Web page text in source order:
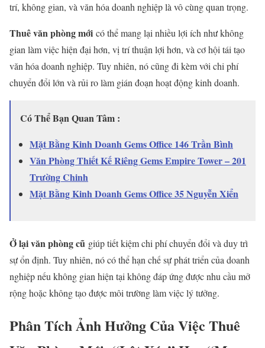
trí, không gian, và văn hóa doanh nghiệp là vô cùng quan trọng.
Thuê văn phòng mới có thể mang lại nhiều lợi ích như không
gian làm việc hiện đại hơn, vị trí thuận lợi hơn, và cơ hội tái tạo
văn hóa doanh nghiệp. Tuy nhiên, nó cũng đi kèm với chi phí
chuyển đổi lớn và rủi ro làm gián đoạn hoạt động kinh doanh.
Có Thể Bạn Quan Tâm :
Mặt Bằng Kinh Doanh Gems Office 146 Trần Bình
Văn Phòng Thiết Kế Riêng Gems Empire Tower – 201
Trường Chinh
Mặt Bằng Kinh Doanh Gems Office 35 Nguyễn Xiển
Ở lại văn phòng cũ giúp tiết kiệm chi phí chuyển đổi và duy trì
sự ổn định. Tuy nhiên, nó có thể hạn chế sự phát triển của doanh
nghiệp nếu không gian hiện tại không đáp ứng được nhu cầu mở
rộng hoặc không tạo được môi trường làm việc lý tưởng.
Phân Tích Ảnh Hưởng Của Việc Thuê